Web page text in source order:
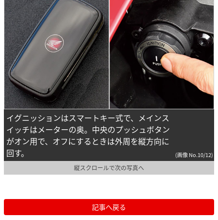
イグニッションはスマートキー式で、メインス
イッチはメーターの奥。中央のプッシュボタン
がオン用で、オフにするときは外周を縦方向に
回す。
(画像 No.10/12)
縦スクロールで次の写真へ
記事へ戻る